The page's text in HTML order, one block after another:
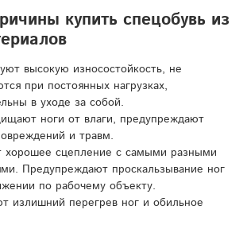
купить спецобувь из
высокую износостойкость, не
при постоянных нагрузках,
в уходе за собой.
ноги от влаги, предупреждают
и травм.
хорошее сцепление с самыми разными
Предупреждают проскальзывание ног
по рабочему объекту.
излишний перегрев ног и обильное